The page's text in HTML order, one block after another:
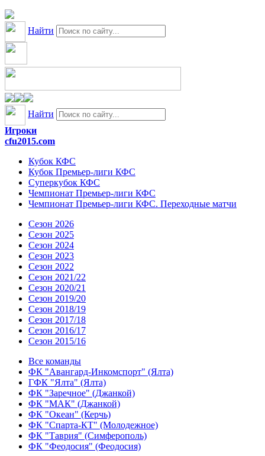
Найти
Найти
Игроки
cfu2015.com
Кубок КФС
Кубок Премьер-лиги КФС
Суперкубок КФС
Чемпионат Премьер-лиги КФС
Чемпионат Премьер-лиги КФС. Переходные матчи
Сезон 2026
Сезон 2025
Сезон 2024
Сезон 2023
Сезон 2022
Сезон 2021/22
Сезон 2020/21
Сезон 2019/20
Сезон 2018/19
Сезон 2017/18
Сезон 2016/17
Сезон 2015/16
Все команды
ФК "Авангард-Инкомспорт" (Ялта)
ГФК "Ялта" (Ялта)
ФК "Заречное" (Джанкой)
ФК "МАК" (Джанкой)
ФК "Океан" (Керчь)
ФК "Спарта-КТ" (Молодежное)
ФК "Таврия" (Симферополь)
ФК "Феодосия" (Феодосия)